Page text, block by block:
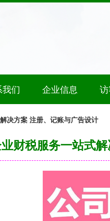
我们 企业信息
决方案 注册、记账与广告设计
财税服务一站式